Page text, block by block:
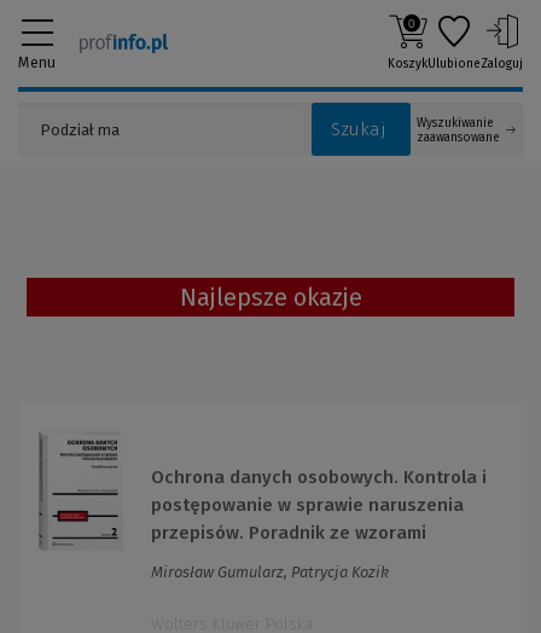
Menu
Szukaj
Wyszukiwanie
zaawansowane
0
KoszykUlubioneZaloguj
Najlepsze okazje
Ochrona danych osobowych. Kontrola i
postępowanie w sprawie naruszenia
przepisów. Poradnik ze wzorami
Mirosław Gumularz, Patrycja Kozik